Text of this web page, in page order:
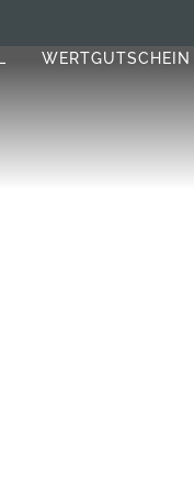
WERTGUTSCHEIN